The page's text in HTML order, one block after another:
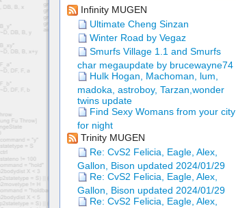
Infinity MUGEN
Ultimate Cheng Sinzan
Winter Road by Vegaz
Smurfs Village 1.1 and Smurfs
char megaupdate by brucewayne74
Hulk Hogan, Machoman, lum,
madoka, astroboy, Tarzan,wonder
twins update
Find Sexy Womans from your city
for night
Trinity MUGEN
Re: CvS2 Felicia, Eagle, Alex,
Gallon, Bison updated 2024/01/29
Re: CvS2 Felicia, Eagle, Alex,
Gallon, Bison updated 2024/01/29
Re: CvS2 Felicia, Eagle, Alex,